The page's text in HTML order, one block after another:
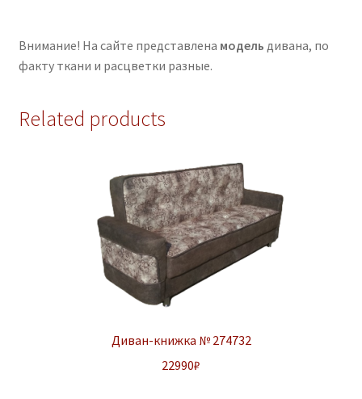
Внимание! На сайте представлена модель дивана, по
факту ткани и расцветки разные.
Related products
Диван-книжка № 274732
22990₽